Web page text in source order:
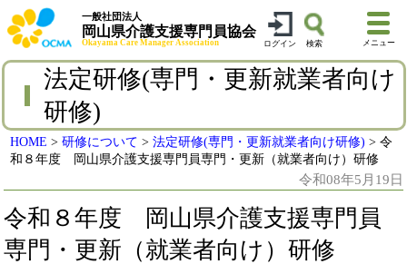
一般社団法人
岡山県介護支援専門員協会
Okayama Care Manager Association ログイン 検索 メニュー
法定研修(専門・更新就業者向け
研修)
HOME >研修について >法定研修(専門・更新就業者向け研修) >令
和８年度 岡山県介護支援専門員専門・更新（就業者向け）研修
令和08年5月19日
令和８年度 岡山県介護支援専門員
専門・更新（就業者向け）研修